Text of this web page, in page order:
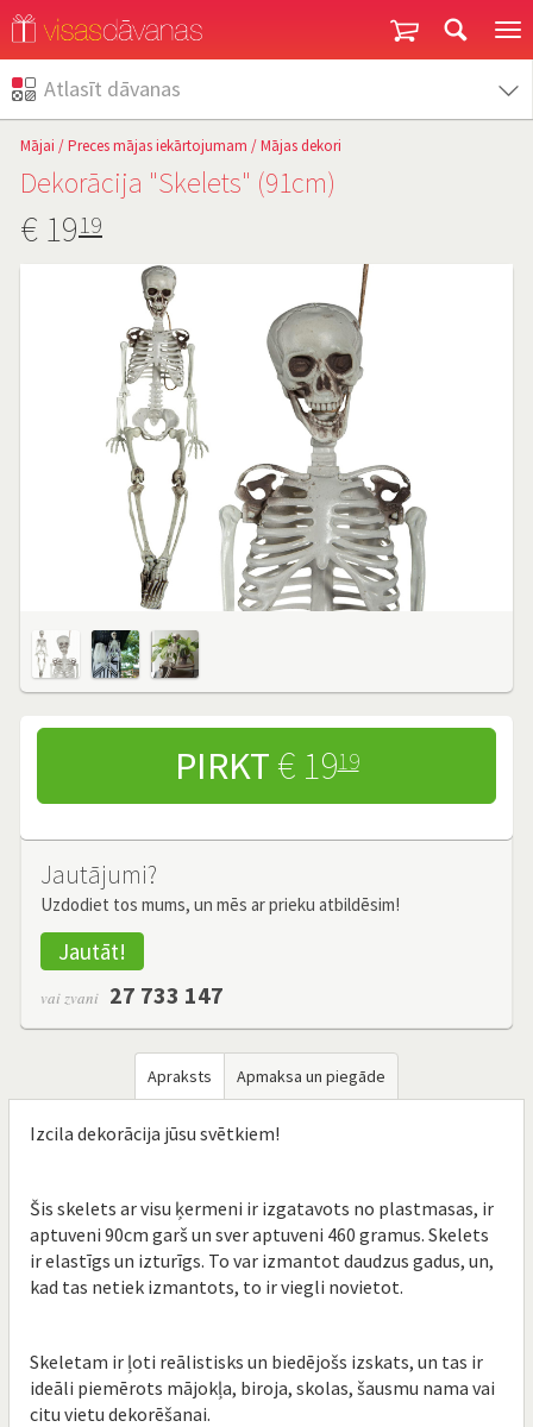
Atlasīt dāvanas
Mājai /Preces mājas iekārtojumam /Mājas dekori
Dekorācija "Skelets" (91cm)
€ 1919
PIRKT € 1919
Jautājumi?
Uzdodiet tos mums, un mēs ar prieku atbildēsim!
Jautāt!
vai zvani 27 733 147
Apraksts Apmaksa un piegāde
Izcila dekorācija jūsu svētkiem!
Šis skelets ar visu ķermeni ir izgatavots no plastmasas, ir
aptuveni 90cm garš un sver aptuveni 460 gramus. Skelets
ir elastīgs un izturīgs. To var izmantot daudzus gadus, un,
kad tas netiek izmantots, to ir viegli novietot.
Skeletam ir ļoti reālistisks un biedējošs izskats, un tas ir
ideāli piemērots mājokļa, biroja, skolas, šausmu nama vai
citu vietu dekorēšanai.